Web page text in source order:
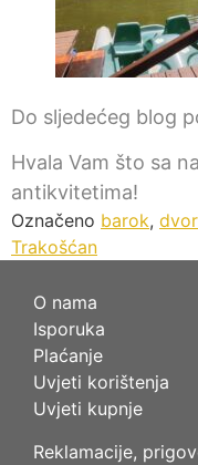
Do sljedećeg blog
Hvala Vam što sa
antikvitetima!
Označeno barok,
Trakošćan
O nama
Isporuka
Plaćanje
Uvjeti korištenja
Uvjeti kupnje
Reklamacije,